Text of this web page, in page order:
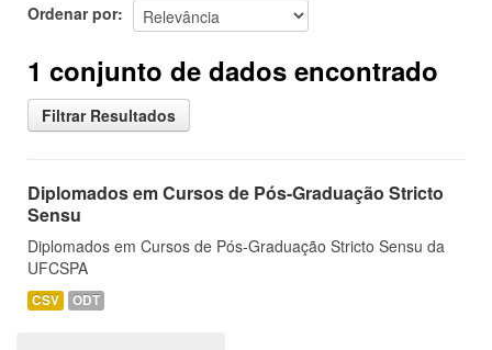
Ordenar por
1 conjunto de dados encontrado
Filtrar Resultados
Diplomados em Cursos de Pós-Graduação Stricto
Sensu
Diplomados em Cursos de Pós-Graduação Stricto Sensu da
UFCSPA
CSV ODT